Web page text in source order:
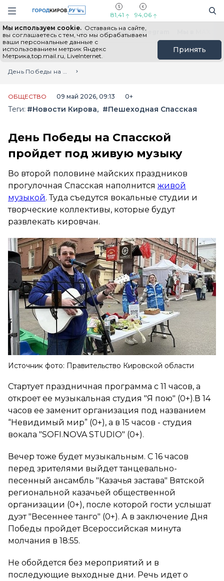
Навигация сайта
81,41 94,06
Мы используем cookie. Оставаясь на сайте,
вы соглашаетесь с тем, что мы обрабатываем
ваши персональные данные с
использованием метрик Яндекс
Метрика,top.mail.ru, LiveInternet.
Принять
Выборы - 2026 Все новости Мы в Telegram
Главная
Лента новостей
День Победы на Спасской пройдет под живую музыку
ОБЩЕСТВО 09 май 2026, 09:13 0+
Теги: #Новости Кирова #Пешеходная Спасская
День Победы на Спасской
пройдет под живую музыку
Во второй половине майских праздников
прогулочная Спасская наполнится живой
музыкой. Туда съедутся вокальные студии и
творческие коллективы, которые будут
развлекать кировчан.
Источник фото: Правительство Кировской области
Стартует праздничная программа с 11 часов, а
откроет ее музыкальная студия "Я пою" (0+).В 14
часов ее заменит организация под названием
“Невидимый мир” (0+), а в 15 часов - студия
вокала "SOFI.NOVA STUDIO" (0+).
Вечер тоже будет музыкальным. С 16 часов
перед зрителями выйдет танцевально-
песенный ансамбль "Казачья застава" Вятской
региональной казачьей общественной
организации (0+), после которой гости услышат
дуэт "Весеннее танго" (0+). А в заключение Дня
Победы пройдет Всероссийская минута
молчания в 18:55.
Не обойдется без мероприятий и в
последующие выходные дни. Речь идет о